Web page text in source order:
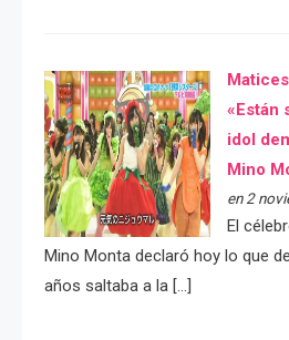
«Están
idol
Mino
en 2
El
Mino Monta declaró hoy lo que
años saltaba a la […]